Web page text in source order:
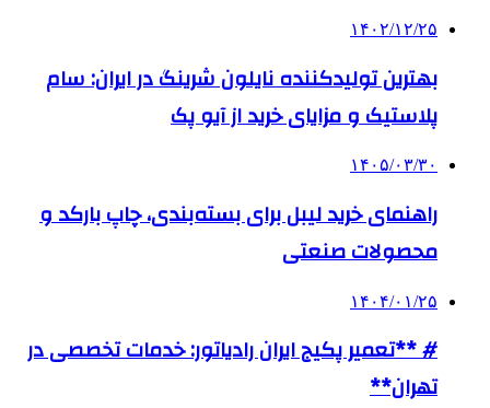
۱۴۰۲/۱۲/۲۵
بهترین تولیدکننده نایلون شرینگ در ایران: سام
پلاستیک و مزایای خرید از آیو پک
۱۴۰۵/۰۳/۳۰
راهنمای خرید لیبل برای بسته‌بندی، چاپ بارکد و
محصولات صنعتی
۱۴۰۴/۰۱/۲۵
# **تعمیر پکیج ایران رادیاتور: خدمات تخصصی در
تهران**